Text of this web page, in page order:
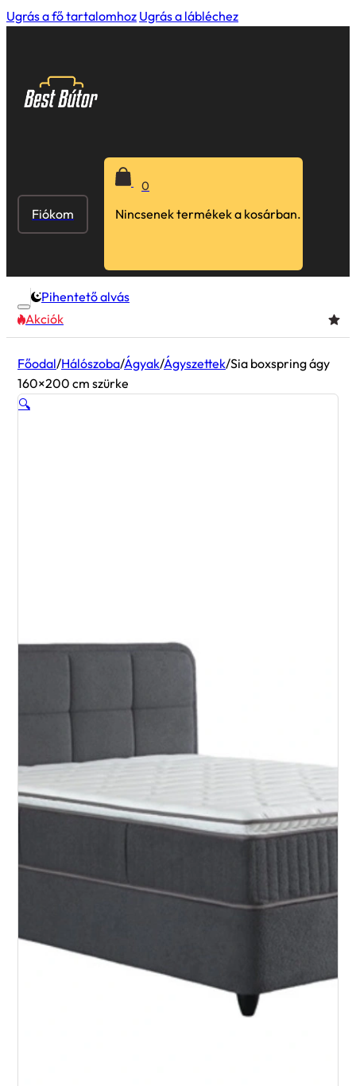
Ugrás a fő tartalomhoz Ugrás a lábléchez
Fiókom
0
Nincsenek termékek a kosárban.
Pihentető alvás
Akciók
Főodal/Hálószoba/Ágyak/Ágyszettek/Sia boxspring ágy
160×200 cm szürke
🔍